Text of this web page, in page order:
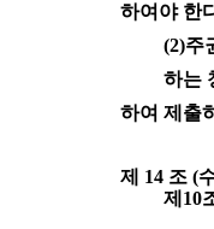
하여야 한
(2)주권
하는 청
하여 제출
제 14 조 (
제10조